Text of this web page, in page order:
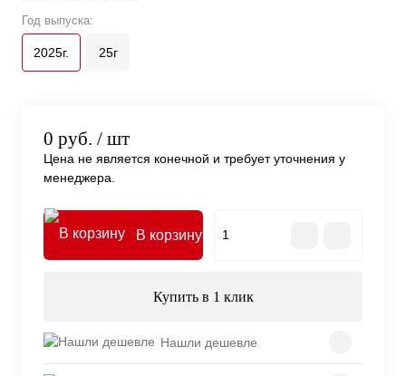
Год выпуска:
2025г. 25г
0 руб. / шт
Цена не является конечной и требует уточнения у
менеджера.
В корзину
Купить в 1 клик
Нашли дешевле